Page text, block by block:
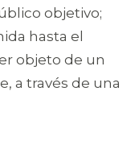
objetivo;
hasta el
objeto de un
a través de una